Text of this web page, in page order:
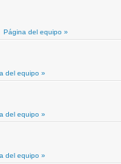
Página del equipo »
del equipo »
del equipo »
del equipo »